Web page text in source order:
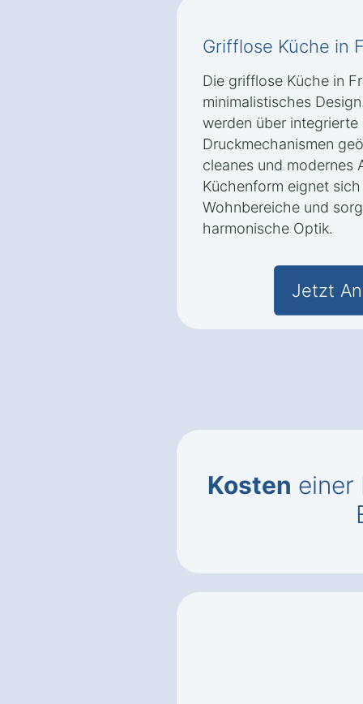
Grifflose Küche in
Die grifflose Küche in
minimalistisches
werden über
Druckmechanismen
cleanes und modernes
Küchenform eignet
Wohnbereiche und
harmonische Optik.
Jetzt
Kosten einer